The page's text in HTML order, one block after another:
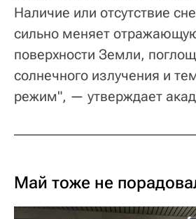
Наличие или отсутствие
сильно меняет
поверхности Земли,
солнечного излучения и
режим", — утверждает
Май тоже не